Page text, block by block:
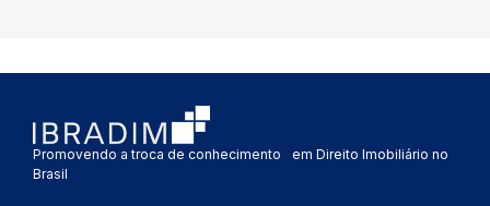
Promovendo a troca de conhecimento em Direito Imobiliário no
Brasil